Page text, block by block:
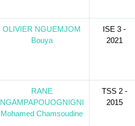
OLIVIER NGUEMJOM
Bouya
ISE 3 -
2021
RANE
NGAMPAPOUOGNIGNI
Mohamed Chamsoudine
TSS 2 -
2015